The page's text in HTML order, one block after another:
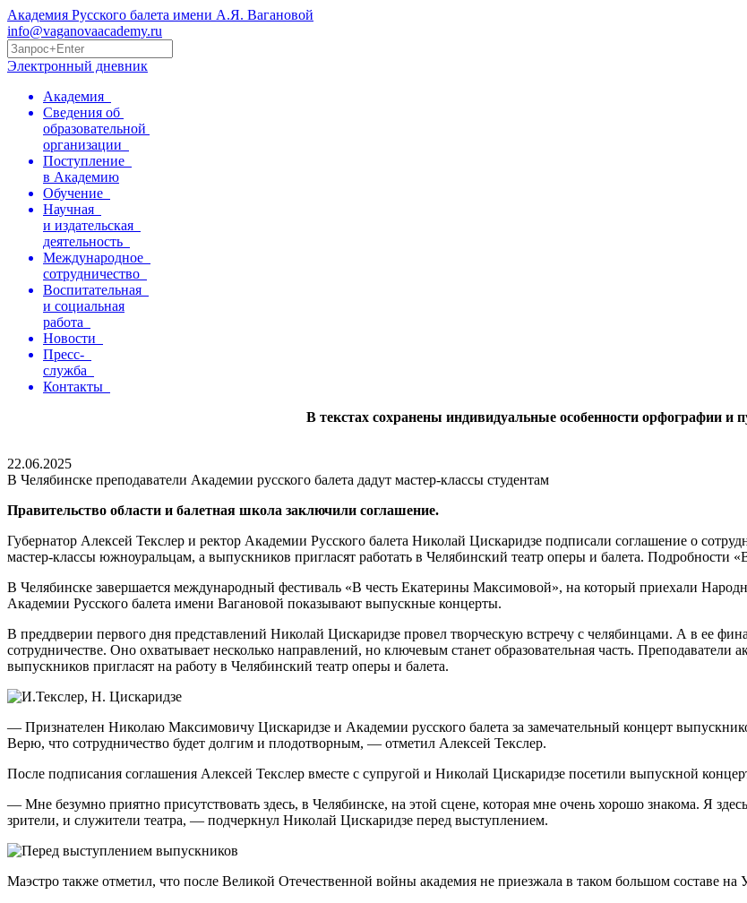
Академия Русского балета имени А.Я. Вагановой
info@vaganovaacademy.ru
Электронный дневник
Академия
Сведения об
образовательной
организации
Поступление
в Академию
Обучение
Научная
и издательская
деятельность
Международное
сотрудничество
Воспитательная
и социальная
работа
Новости
Пресс-
служба
Контакты
В текстах сохранены индивидуальные особенности орфографии и
22.06.2025
В Челябинске преподаватели Академии русского балета дадут мастер-классы студентам
Правительство области и балетная школа заключили соглашение.
Губернатор Алексей Текслер и ректор Академии Русского балета Николай Цискаридзе подписали соглашение о
мастер-классы южноуральцам, а выпускников пригласят работать в Челябинский театр оперы и балета. Подробности
В Челябинске завершается международный фестиваль «В честь Екатерины Максимовой», на который приехали
Академии Русского балета имени Вагановой показывают выпускные концерты.
В преддверии первого дня представлений Николай Цискаридзе провел творческую встречу с челябинцами. А в ее
сотрудничестве. Оно охватывает несколько направлений, но ключевым станет образовательная часть.
выпускников пригласят на работу в Челябинский театр оперы и балета.
— Признателен Николаю Максимовичу Цискаридзе и Академии русского балета за замечательный концерт
Верю, что сотрудничество будет долгим и плодотворным, — отметил Алексей Текслер.
После подписания соглашения Алексей Текслер вместе с супругой и Николай Цискаридзе посетили выпускной
— Мне безумно приятно присутствовать здесь, в Челябинске, на этой сцене, которая мне очень хорошо знакома. Я
зрители, и служители театра, — подчеркнул Николай Цискаридзе перед выступлением.
Маэстро также отметил, что после Великой Отечественной войны академия не приезжала в таком большом составе